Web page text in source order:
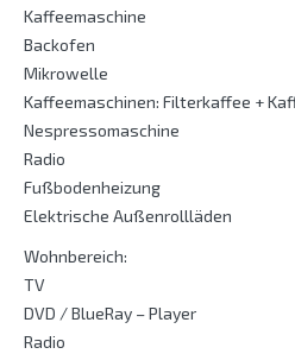
Kaffeemaschine
Backofen
Mikrowelle
Kaffeemaschinen: Filterkaffee +
Nespressomaschine
Radio
Fußbodenheizung
Elektrische Außenrollläden
Wohnbereich:
TV
DVD / BlueRay – Player
Radio